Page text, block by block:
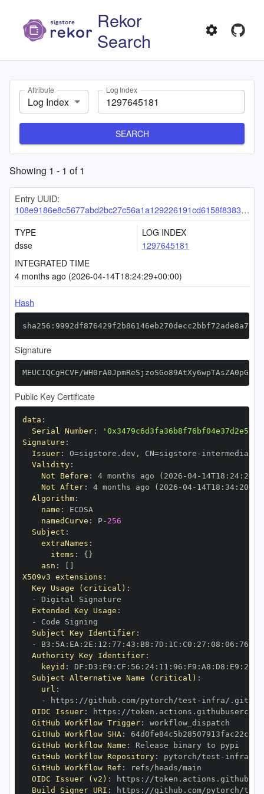
Rekor
Search
Attribute
Log Index
Log Index
SEARCH
Showing 1 - 1 of1
Entry UUID:
108e9186e8c5677abd2bc27c56a1a129226191cd6158f8383a2588895e6891542d400c22f6e4ab24
TYPE
dsse
LOG INDEX
1297645181
INTEGRATED TIME
4 months ago (2026-04-14T18:24:29+00:00)
Hash
Signature
MEUCIQCgHCVF/
Public Key Certificate
data :
Serial Number:
Signature :
Issuer: O=sigstore.dev , CN=sigstore -
Validity:
Not Before : 4 months ago (2026 -04- 14T18 : 24:
Not After: 4 months ago (2026 -04- 14T18 : 34: 20+00
Algorithm:
name :
namedCurve : P- 256
Subject :
extraNames :
items : { }
asn :
X509v3 extensions :
Key Usage (critical) :
-
Extended Key Usage :
-
Subject Key Identifier:
-
B3 : 5A : EA : 2E : 12 : 77 : 43 : B8 : 7D : 1C : C0 : 27 : 08 : 06 : 76
Authority Key Identifier:
keyid : DF : D3 : E9 : CF : 56 : 24: 11 : 96 : F9 : A8 : D8 : E9 : 28
Subject Alternative Name (critical) :
url :
-
https : //github.com/pytorch/test - infra/
OIDC Issuer: https :
GitHub Workflow Trigger:
GitHub Workflow SHA:
GitHub Workflow Name :
GitHub Workflow Repository: pytorch/test -
GitHub Workflow Ref :
OIDC Issuer (v2) : https :
Build Signer URI : https : //github.com/pytorch/test